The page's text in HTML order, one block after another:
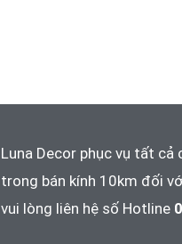
Luna Decor phục vụ tất cả
trong bán kính 10km đối
vui lòng liên hệ số Hotline